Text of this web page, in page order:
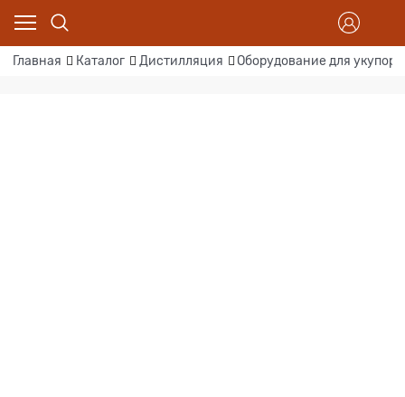
Главная Каталог Дистилляция Оборудование для